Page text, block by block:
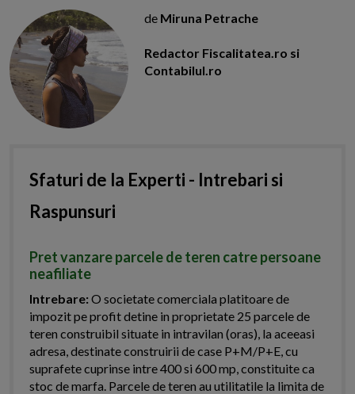
de Miruna Petrache
Redactor Fiscalitatea.ro si
Contabilul.ro
Sfaturi de la Experti - Intrebari si
Raspunsuri
Pret vanzare parcele de teren catre persoane
neafiliate
Intrebare:O societate comerciala platitoare de
impozit pe profit detine in proprietate 25 parcele de
teren construibil situate in intravilan (oras), la aceeasi
adresa, destinate construirii de case P+M/P+E, cu
suprafete cuprinse intre 400 si 600 mp, constituite ca
stoc de marfa. Parcele de teren au utilitatile la limita de